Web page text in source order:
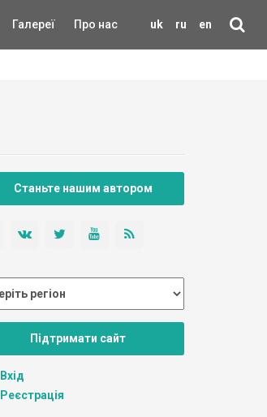
uk ru en
Галереї Про нас
Станьте нашим автором
Підтримати сайт
Вхід
Реєстрація